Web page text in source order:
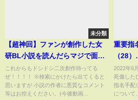
未分類
【超神回】ファンが創作した女
研BL小説を読んだらマジで面白
すぎたｗｗｗ【BL】
これからもドシドシ二次創作待ってる
ぜ！！！！ ※検索にかけたら出てくると
思いますが 小説の作者に悪質なコメント
等はお控えください。(今後動画...
重要指
（28
を追加
人死傷
2022年6
死傷した
指名手配
について